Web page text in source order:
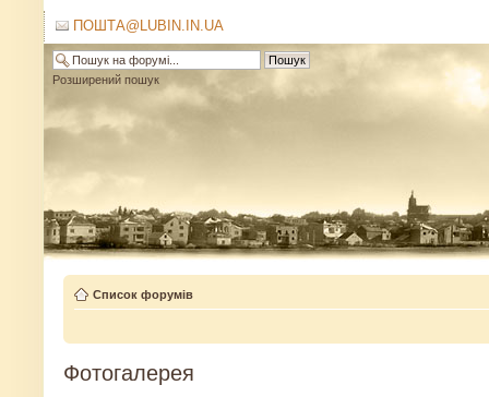
ПОШТА@LUBIN.IN.UA
Розширений пошук
Список форумів
Фотогалерея